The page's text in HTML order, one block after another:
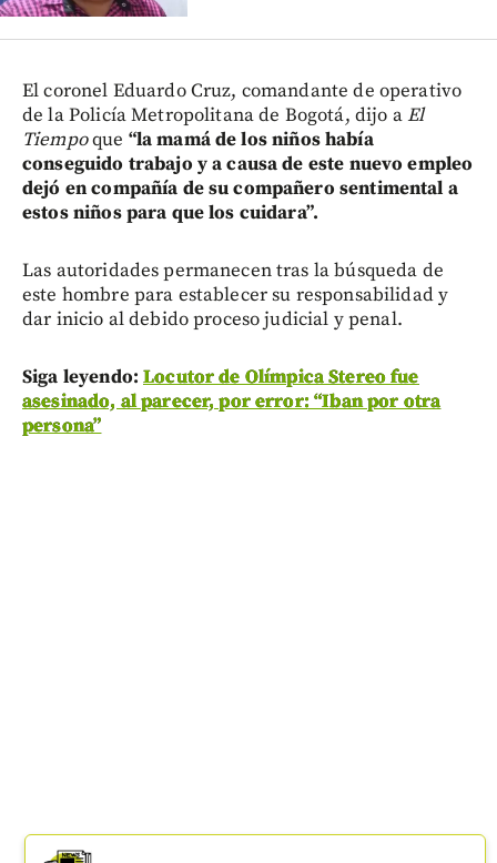
El coronel Eduardo Cruz, comandante de operativo
de la Policía Metropolitana de Bogotá, dijo aEl
Tiempoque “la mamá de los niños había
conseguido trabajo y a causa de este nuevo empleo
dejó en compañía de su compañero sentimental a
estos niños para que los cuidara”.
Las autoridades permanecen tras la búsqueda de
este hombre para establecer su responsabilidad y
dar inicio al debido proceso judicial y penal.
Siga leyendo:Locutor de Olímpica Stereo fue
asesinado, al parecer, por error: “Iban por otra
persona”